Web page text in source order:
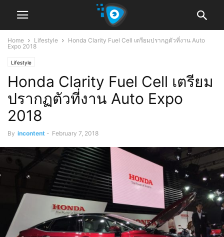
Home Lifestyle
Honda Clarity Fuel Cell เตรียมปรากฏตัวที่งาน Auto
Expo 2018
Lifestyle
Honda Clarity Fuel Cell เตรียม
ปรากฏตัวที่งาน Auto Expo
2018
By incontent - February 7, 2018